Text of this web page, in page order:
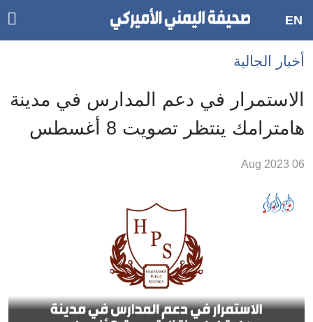
Accessibility
links
الرئيسي
الأقسام
Skip
EN
أخبار الجالية
الاستمرار في دعم المدارس في مدينة
هامترامك ينتظر تصويت 8 أغسطس
06 Aug 2023